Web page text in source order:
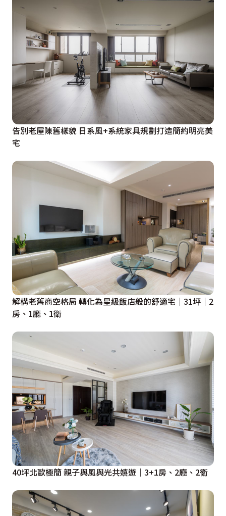
告別老屋陳舊樣貌 日系風+系統家具規劃打造簡約明亮美
宅
解構老舊商空格局 轉化為星級飯店般的舒適宅│31坪│2
房、1廳、1衛
40坪北歐極簡 親子與風與光共嬉遊｜3+1房、2廳、2衛